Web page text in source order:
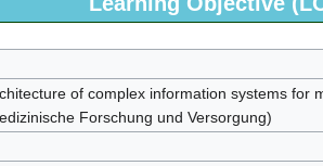
of complex information systems for
Forschung und Versorgung)